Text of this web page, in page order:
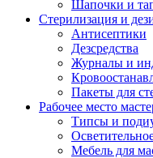
Шапочки и
Стерилизация и
Антисептики
Дезсредства
Журналы и
Пакеты для
Рабочее место
Типсы и
Мебель для